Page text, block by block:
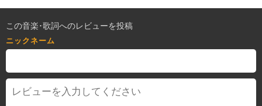
この音楽･歌詞へのレビューを投稿
ニックネーム